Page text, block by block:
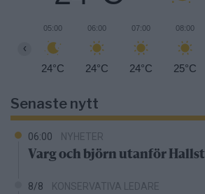
05:00
24°C
06:00
24°C
07:00
24°C
08:00
25°C
‹
Senaste nytt
06:00 NYHETER
Varg och björn utanför
8/8 KONSERVATIVA LEDARE